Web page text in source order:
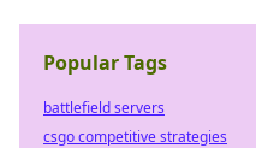
Popular Tags
battlefield servers
csgo competitive strategies